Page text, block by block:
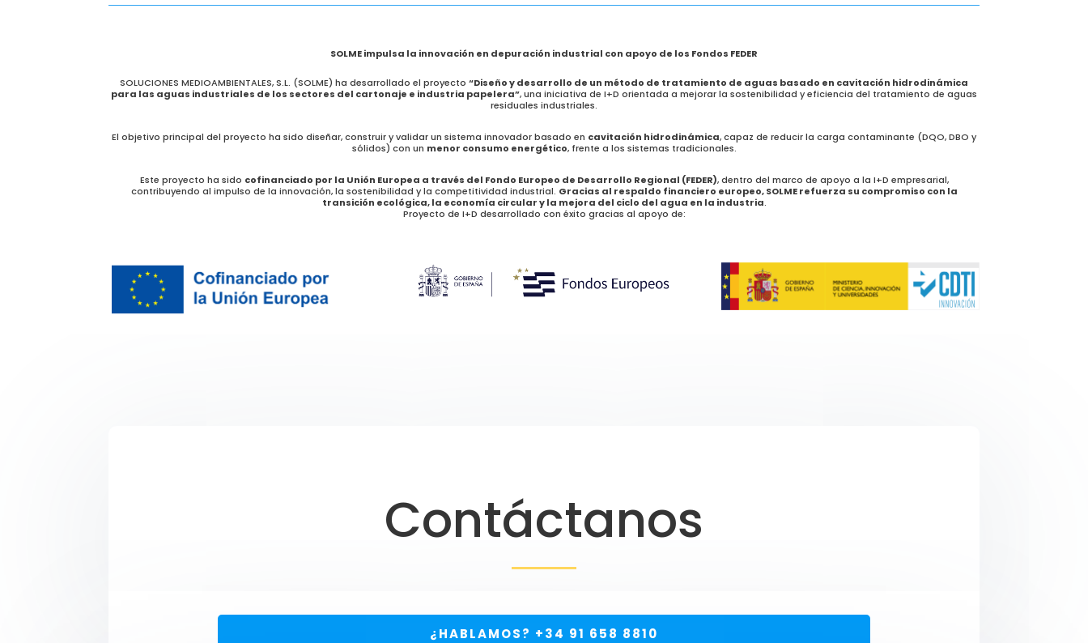
SOLME impulsa la innovación en depuración industrial con apoyo de los Fondos FEDER
SOLUCIONES MEDIOAMBIENTALES, S.L. (SOLME) ha desarrollado el proyecto “Diseño y desarrollo de un método de tratamiento de aguas basado en cavitación hidrodinámica
para las aguas industriales de los sectores del cartonaje e industria papelera”, una iniciativa de I+D orientada a mejorar la sostenibilidad y eficiencia del tratamiento de aguas
residuales industriales.
El objetivo principal del proyecto ha sido diseñar, construir y validar un sistema innovador basado en cavitación hidrodinámica, capaz de reducir la carga contaminante (DQO, DBO y
sólidos) con un menor consumo energético, frente a los sistemas tradicionales.
Este proyecto ha sido cofinanciado por la Unión Europea a través del Fondo Europeo de Desarrollo Regional (FEDER), dentro del marco de apoyo a la I+D empresarial,
contribuyendo al impulso de la innovación, la sostenibilidad y la competitividad industrial. Gracias al respaldo financiero europeo, SOLME refuerza su compromiso con la
transición ecológica, la economía circular y la mejora del ciclo del agua en la industria.
Proyecto de I+D desarrollado con éxito gracias al apoyo de:
Contáctanos
¿HABLAMOS? +34 91 658 8810